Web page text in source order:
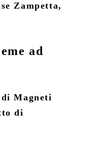
Zampetta,
ad
Magneti
di